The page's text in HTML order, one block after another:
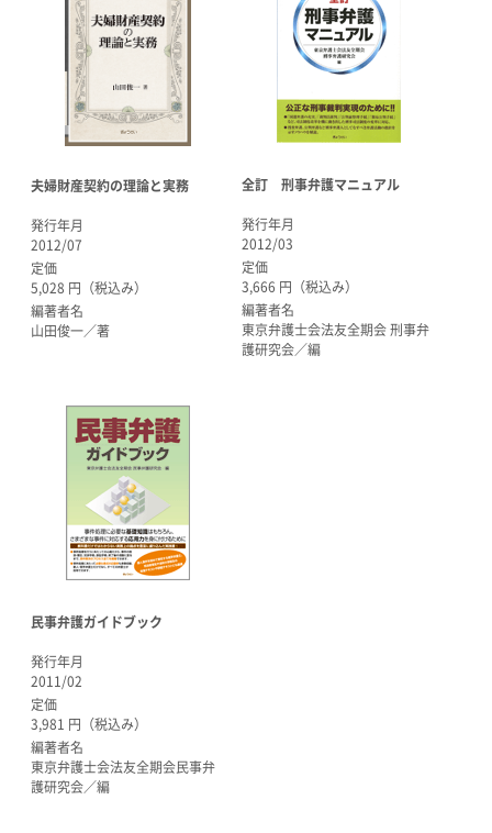
夫婦財産契約の理論と実務
発行年月
2012/07
定価
5,028 円（税込み）
編著者名
山田俊一／著
全訂 刑事弁護マニュアル
発行年月
2012/03
定価
3,666 円（税込み）
編著者名
東京弁護士会法友全期会 刑事弁
護研究会／編
民事弁護ガイドブック
発行年月
2011/02
定価
3,981 円（税込み）
編著者名
東京弁護士会法友全期会民事弁
護研究会／編